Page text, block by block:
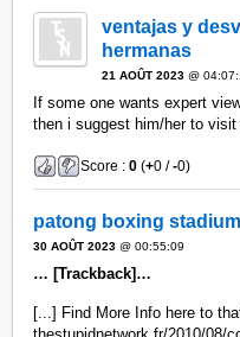
ventajas y
hermanas
21 AOÛT 2023 @
If some one wants expert
then i suggest him/her to
Score :0 (+0 /-0)
patong boxing stadium
30 AOÛT 2023 @ 00:55:09
… [Trackback]…
[...] Find More Info here to